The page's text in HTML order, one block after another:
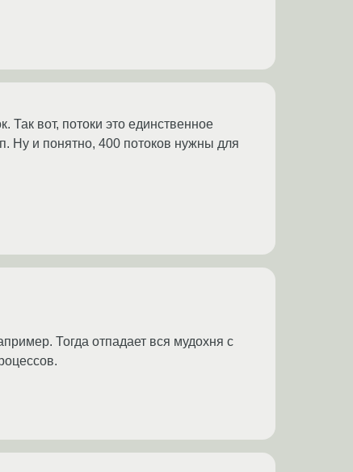
вот, потоки это единственное
Ну и понятно, 400 потоков нужны для
Тогда отпадает вся мудохня с